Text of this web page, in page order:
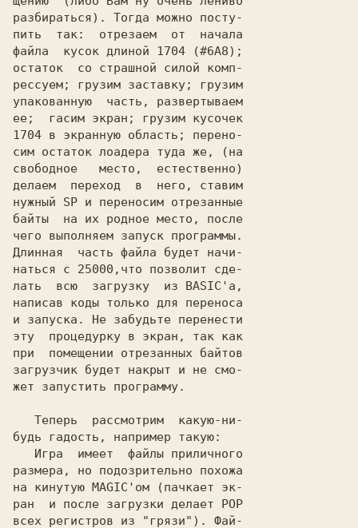
разбираться). Тогда можно посту-
пить  так:  отрезаем  от  начала
файла  кусок длиной 1704 (#6A8);
остаток  со страшной силой комп-
рессуем; грузим заставку; грузим
упакованную  часть, развертываем
ее;  гасим экран; грузим кусочек
1704 в экранную область; перено-
сим остаток лоадера туда же, (на
свободное   место,  естественно)
делаем  переход  в  него, ставим
нужный SP и переносим отрезанные
байты  на их родное место, после
чего выполняем запуск программы.
Длинная  часть файла будет начи-
наться с 25000,что позволит сде-
лать  всю  загрузку  из BASIC'а,
написав коды только для переноса
и запуска. Не забудьте перенести
эту  процедурку в экран, так как
при  помещении отрезанных байтов
загрузчик будет накрыт и не смо-
жет запустить программу.
будь гадость, например такую:
размера, но подозрительно похожа
на кинутую MAGIC'ом (пачкает эк-
ран  и после загрузки делает POP
всех регистров из "грязи"). Фай-